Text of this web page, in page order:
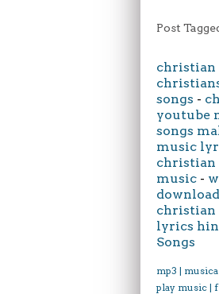
Post
christian
songs -
youtube
songs
music
christian
music -
christian
lyrics
Songs
mp3 |
play music |